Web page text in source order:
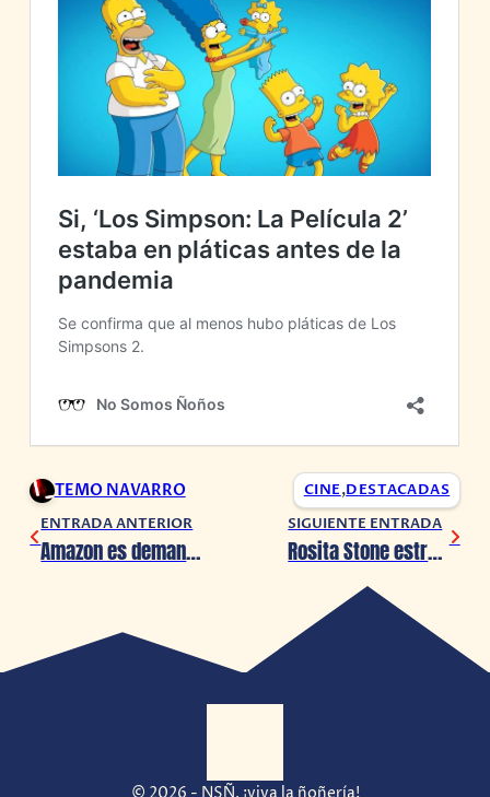
TEMO NAVARRO CINE,DESTACADAS
ENTRADA ANTERIOR
Amazon es demandado por familias con hijas llamadas ‘Alexa’ por bullying
SIGUIENTE ENTRADA
Rosita Stone estrena «Love to the world»